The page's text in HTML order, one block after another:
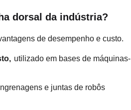
dorsal da indústria?
de desempenho e custo.
utilizado em bases de máquinas-
e juntas de robôs